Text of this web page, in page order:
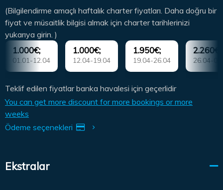
(Bilgilendirme amaçlı haftalık charter fiyatları. Daha doğru bir
fiyat ve müsaitlik bilgisi almak için charter tarihlerinizi
yukarıya girin. )
1.000€;
01.01-12.04
1.000€;
12.04-19.04
1.950€;
19.04-26.04
2.260€;
26.04-
Teklif edilen fiyatlar banka havalesi için geçerlidir
You can get more discount for more bookings or more
weeks
Ödeme seçenekleri
Ekstralar